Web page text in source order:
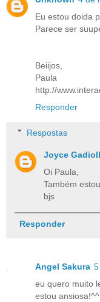
Eu estou doida
Parece ser
Beiijos,
Paula
http://
Responder
Respostas
Joyce
Oi Paula,
Também
bjs
Responder
Angel Sakura
eu quero muito
estou ansiosa!^^